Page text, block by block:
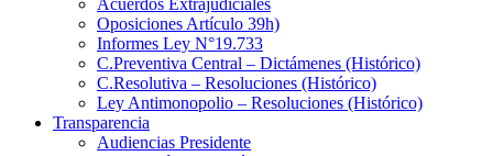
Acuerdos Extrajudiciales
Oposiciones Artículo 39h)
Informes Ley N°19.733
C.Preventiva Central – Dictámenes (Histórico)
C.Resolutiva – Resoluciones (Histórico)
Ley Antimonopolio – Resoluciones (Histórico)
Transparencia
Audiencias Presidente